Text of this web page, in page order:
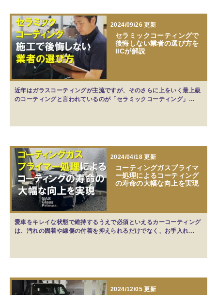
2024/09/26 更新
セラミックコーティングで
後悔しない業者の選び方を
IICが解説
近年はガラスコーティングが主流ですが、そのさらに上をいく最上級
のコーティングと言われているのが「セラミックコーティング」…
2024/04/18 更新
コーティングガスプライマ
ー処理によるコーティング
の寿命の大幅な向上を実現
愛車をキレイな状態で維持するうえで必須といえるカーコーティング
は、汚れの固着や線傷の付着を抑えられるだけでなく、お手入れ…
2024/12/05 更新